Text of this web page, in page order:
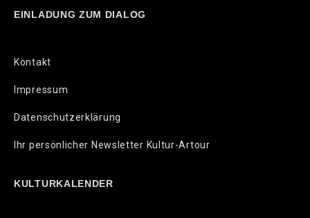
EINLADUNG ZUM DIALOG
Kontakt
Impressum
Datenschutzerklärung
Ihr persönlicher Newsletter Kultur-Artour
KULTURKALENDER